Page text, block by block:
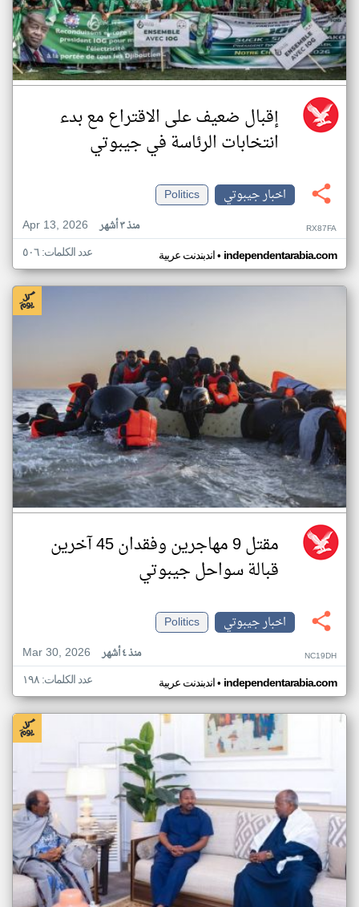
إقبال ضعيف على الاقتراع مع بدء
انتخابات الرئاسة في جيبوتي
اخبار جيبوتي
Politics
Apr 13, 2026
منذ ٣ أشهر RX87FA
اندبندنت عربية• independentarabia.com عدد الكلمات: ٥٠٦
مقتل 9 مهاجرين وفقدان 45 آخرين
قبالة سواحل جيبوتي
اخبار جيبوتي
Politics
Mar 30, 2026
منذ ٤ أشهر NC19DH
اندبندنت عربية• independentarabia.com عدد الكلمات: ١٩٨